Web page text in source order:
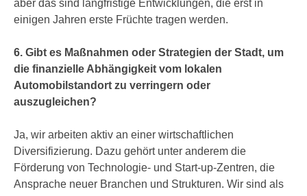
aber das sind langfristige Entwicklungen, die erst in
einigen Jahren erste Früchte tragen werden.
6. Gibt es Maßnahmen oder Strategien der Stadt, um
die finanzielle Abhängigkeit vom lokalen
Automobilstandort zu verringern oder
auszugleichen?
Ja, wir arbeiten aktiv an einer wirtschaftlichen
Diversifizierung. Dazu gehört unter anderem die
Förderung von Technologie- und Start-up-Zentren, die
Ansprache neuer Branchen und Strukturen. Wir sind als